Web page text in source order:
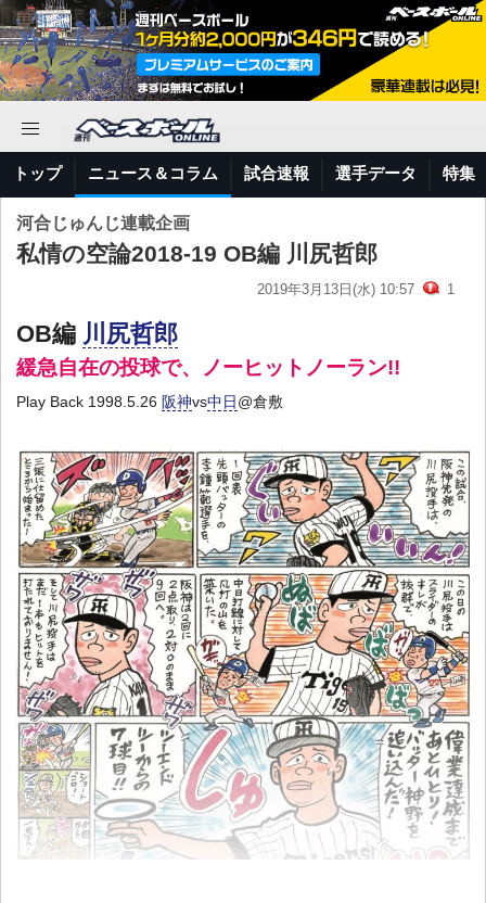
トップ ニュース＆コラム 試合速報 選手データ 特集
河合じゅんじ連載企画
私情の空論2018-19 OB編 川尻哲郎
2019年3月13日(水) 10:57 1
OB編 川尻哲郎
緩急自在の投球で、ノーヒットノーラン!!
Play Back 1998.5.26 阪神vs中日 @倉敷